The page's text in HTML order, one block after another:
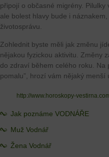
připojí o občasné migrény.
ale bolest hlavy bude i
životosprávu.
Zohlednit byste měli jak změnu
nějakou fyzickou aktivitu. Změny
do zdraví během celého roku. Na
pomalu”, hrozí vám nějaký menší
http://www.horoskopy-
Jak poznáme VODNÁŘE
Muž Vodnář
Žena Vodnář